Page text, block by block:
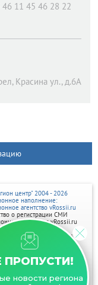
11 45 46 28 22
Красина ул., д.6А
ПРОПУСТИ!
новости региона
центр" 2004 - 2026
наполнение:
агентство vRossii.ru
о регистрации СМИ
агентства vRossii.ru
04 марта
редактора Нарыков А. Н.
портале размещаются на
"Умный маркетинг"